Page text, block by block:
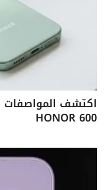
اكتشف المواصفات
HONOR 600